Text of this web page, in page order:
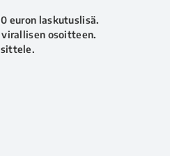
euron laskutuslisä.
osoitteen.